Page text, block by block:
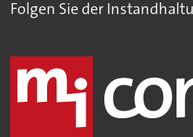
Folgen Sie der